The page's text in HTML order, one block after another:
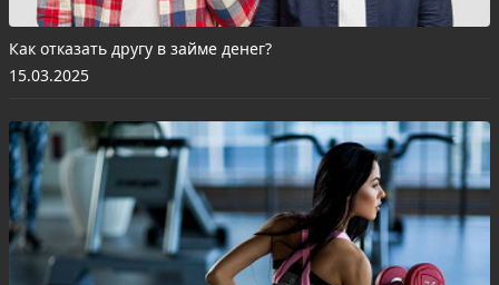
Как отказать другу в займе денег?
15.03.2025